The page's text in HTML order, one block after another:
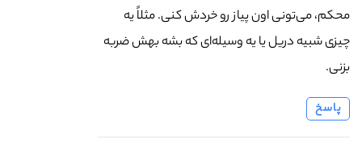
محکم، می‌تونی اون پیاز رو خردش کنی. مثلاً یه
چیزی شبیه دریل یا یه وسیله‌ای که بشه بهش ضربه
بزنی.
پاسخ